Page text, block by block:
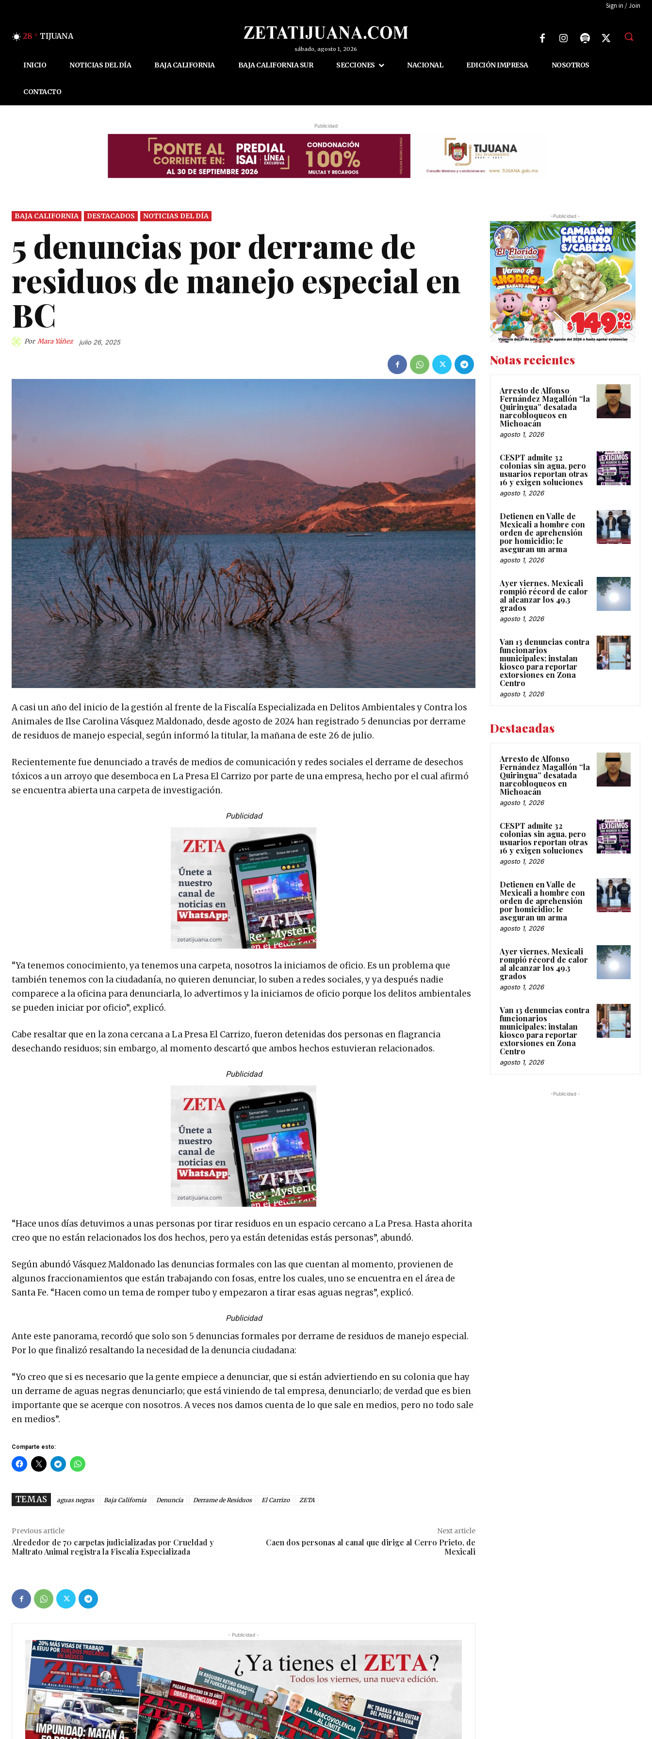
Sign in / Join
28 C TIJUANA
sábado, agosto 1, 2026
INICIO NOTICIAS DEL DÍA BAJA CALIFORNIA BAJA CALIFORNIA SUR SECCIONES NACIONAL EDICIÓN IMPRESA NOSOTROS
CONTACTO
Publicidad
BAJA CALIFORNIA DESTACADOS NOTICIAS DEL DÍA
5 denuncias por derrame de
residuos de manejo especial en
BC
Por Mara Yáñez julio 26, 2025
A casi un año del inicio de la gestión al frente de la Fiscalía Especializada en Delitos Ambientales y Contra los
Animales de Ilse Carolina Vásquez Maldonado, desde agosto de 2024 han registrado 5 denuncias por derrame
de residuos de manejo especial, según informó la titular, la mañana de este 26 de julio.
Recientemente fue denunciado a través de medios de comunicación y redes sociales el derrame de desechos
tóxicos a un arroyo que desemboca en La Presa El Carrizo por parte de una empresa, hecho por el cual afirmó
se encuentra abierta una carpeta de investigación.
Publicidad
“Ya tenemos conocimiento, ya tenemos una carpeta, nosotros la iniciamos de oficio. Es un problema que
también tenemos con la ciudadanía, no quieren denunciar, lo suben a redes sociales, y ya después nadie
comparece a la oficina para denunciarla, lo advertimos y la iniciamos de oficio porque los delitos ambientales
se pueden iniciar por oficio”, explicó.
Cabe resaltar que en la zona cercana a La Presa El Carrizo, fueron detenidas dos personas en flagrancia
desechando residuos; sin embargo, al momento descartó que ambos hechos estuvieran relacionados.
Publicidad
“Hace unos días detuvimos a unas personas por tirar residuos en un espacio cercano a La Presa. Hasta ahorita
creo que no están relacionados los dos hechos, pero ya están detenidas estás personas”, abundó.
Según abundó Vásquez Maldonado las denuncias formales con las que cuentan al momento, provienen de
algunos fraccionamientos que están trabajando con fosas, entre los cuales, uno se encuentra en el área de
Santa Fe. “Hacen como un tema de romper tubo y empezaron a tirar esas aguas negras”, explicó.
Publicidad
Ante este panorama, recordó que solo son 5 denuncias formales por derrame de residuos de manejo especial.
Por lo que finalizó resaltando la necesidad de la denuncia ciudadana:
“Yo creo que si es necesario que la gente empiece a denunciar, que si están adviertiendo en su colonia que hay
un derrame de aguas negras denunciarlo; que está viniendo de tal empresa, denunciarlo; de verdad que es bien
importante que se acerque con nosotros. A veces nos damos cuenta de lo que sale en medios, pero no todo sale
en medios”.
Comparte esto:
TEMAS aguas negras Baja California Denuncia Derrame de Residuos El Carrizo ZETA
Previous article
Alrededor de 70 carpetas judicializadas por Crueldad y
Maltrato Animal registra la Fiscalía Especializada
Next article
Caen dos personas al canal que dirige al Cerro Prieto, de
Mexicali
- Publicidad -
-Publicidad -
Notas recientes
Arresto de Alfonso
Fernández Magallón “la
Quiringua” desatada
narcobloqueos en
Michoacán
agosto 1, 2026
CESPT admite 32
colonias sin agua, pero
usuarios reportan otras
16 y exigen soluciones
agosto 1, 2026
Detienen en Valle de
Mexicali a hombre con
orden de aprehensión
por homicidio; le
aseguran un arma
agosto 1, 2026
Ayer viernes, Mexicali
rompió récord de calor
al alcanzar los 49.3
grados
agosto 1, 2026
Van 13 denuncias contra
funcionarios
municipales; instalan
kiosco para reportar
extorsiones en Zona
Centro
agosto 1, 2026
Destacadas
Arresto de Alfonso
Fernández Magallón “la
Quiringua” desatada
narcobloqueos en
Michoacán
agosto 1, 2026
CESPT admite 32
colonias sin agua, pero
usuarios reportan otras
16 y exigen soluciones
agosto 1, 2026
Detienen en Valle de
Mexicali a hombre con
orden de aprehensión
por homicidio; le
aseguran un arma
agosto 1, 2026
Ayer viernes, Mexicali
rompió récord de calor
al alcanzar los 49.3
grados
agosto 1, 2026
Van 13 denuncias contra
funcionarios
municipales; instalan
kiosco para reportar
extorsiones en Zona
Centro
agosto 1, 2026
-Publicidad -